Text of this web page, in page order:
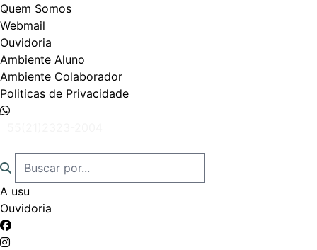
Quem Somos
Webmail
Ouvidoria
Ambiente Aluno
Ambiente Colaborador
Politicas de Privacidade
A usu
Ouvidoria